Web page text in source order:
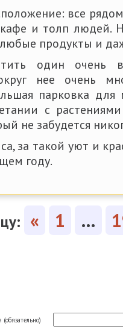
все
и толп людей.
продукты и
один очень
нее очень
парковка для
с
не забудется
за такой уют и
году.
« 1 …